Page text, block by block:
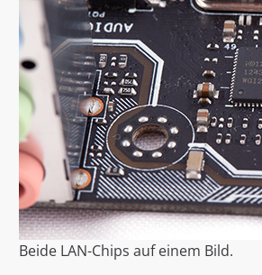
Beide LAN-Chips auf einem Bild.